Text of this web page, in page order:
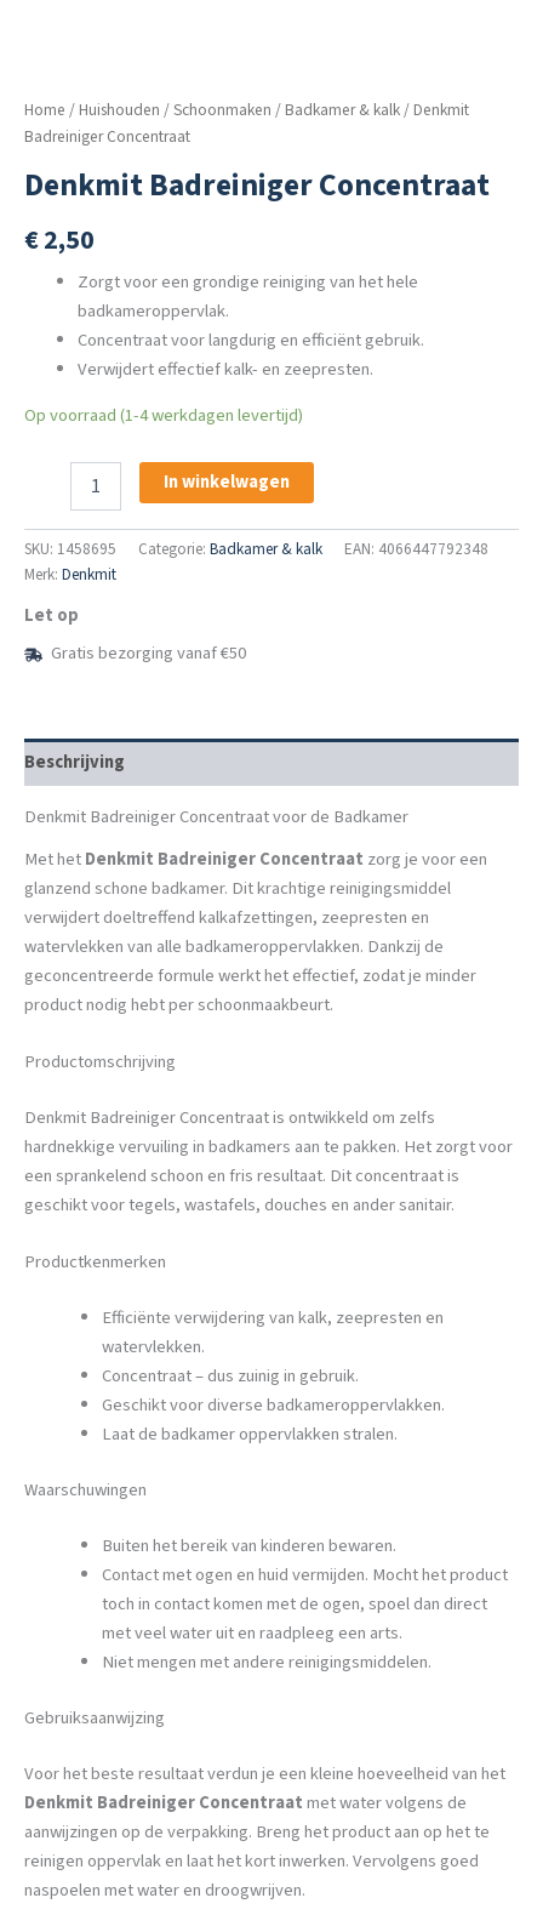
Home / Huishouden /Schoonmaken / Badkamer & kalk/ Denkmit
Badreiniger Concentraat
Denkmit Badreiniger Concentraat
€2,50
Zorgt voor een grondige reiniging van het hele
badkameroppervlak.
Concentraat voor langdurig en efficiënt gebruik.
Verwijdert effectief kalk- en zeepresten.
Op voorraad (1-4 werkdagen levertijd)
Badreiniger
aantal
In winkelwagen
SKU: 1458695 Categorie: Badkamer & kalk
EAN: 4066447792348
Merk: Denkmit
Let op
Gratis bezorging vanaf €50
Beschrijving
Denkmit Badreiniger Concentraat voor de Badkamer
Met hetDenkmit Badreiniger Concentraat zorg je voor een
glanzend schone badkamer. Dit krachtige reinigingsmiddel
verwijdert doeltreffend kalkafzettingen, zeepresten en
watervlekken van alle badkameroppervlakken. Dankzij de
geconcentreerde formule werkt het effectief, zodat je minder
product nodig hebt per schoonmaakbeurt.
Productomschrijving
Denkmit Badreiniger Concentraat is ontwikkeld om zelfs
hardnekkige vervuiling in badkamers aan te pakken. Het zorgt voor
een sprankelend schoon en fris resultaat. Dit concentraat is
geschikt voor tegels, wastafels, douches en ander sanitair.
Productkenmerken
Efficiënte verwijdering van kalk, zeepresten en
watervlekken.
Concentraat – dus zuinig in gebruik.
Geschikt voor diverse badkameroppervlakken.
Laat de badkamer oppervlakken stralen.
Waarschuwingen
Buiten het bereik van kinderen bewaren.
Contact met ogen en huid vermijden. Mocht het product
toch in contact komen met de ogen, spoel dan direct
met veel water uit en raadpleeg een arts.
Niet mengen met andere reinigingsmiddelen.
Gebruiksaanwijzing
Voor het beste resultaat verdun je een kleine hoeveelheid van het
Denkmit Badreiniger Concentraatmet water volgens de
aanwijzingen op de verpakking. Breng het product aan op het te
reinigen oppervlak en laat het kort inwerken. Vervolgens goed
naspoelen met water en droogwrijven.